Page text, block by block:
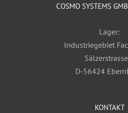
COSMO SYSTEMS
Lager:
Industriegebiet
D-56424
KONTAKT